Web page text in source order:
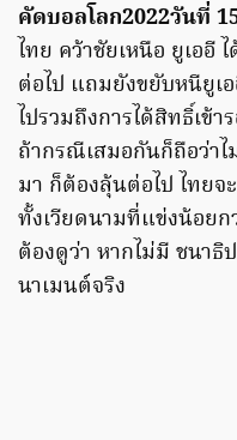
คัดบอลโลก2022วันที่
ไทย คว้าชัยเหนือ ยูเออี
ต่อไป แถมยังขยับหนียูเ
ไปรวมถึงการได้สิทธิ์เข้
ถ้ากรณีเสมอกันก็ถือว่า
มา ก็ต้องลุ้นต่อไป ไทย
ทั้งเวียดนามที่แข่งน้อยก
ต้องดูว่า หากไม่มี ชนาธิ
นาเมนต์จริง